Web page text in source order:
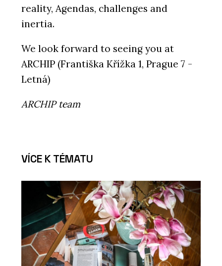
reality, Agendas, challenges and
inertia.
We look forward to seeing you at
ARCHIP (Františka Křížka 1, Prague 7 -
Letná)
ARCHIP team
VÍCE K TÉMATU